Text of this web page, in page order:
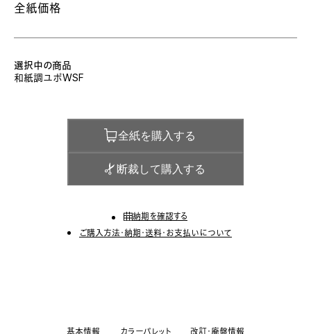
全紙価格
選択中の商品
和紙調ユポWSF
全紙を購入する
断裁して購入する
納期を確認する
ご購入方法・納期・送料・お支払いについて
基本情報 カラーパレット 改訂・廃盤情報